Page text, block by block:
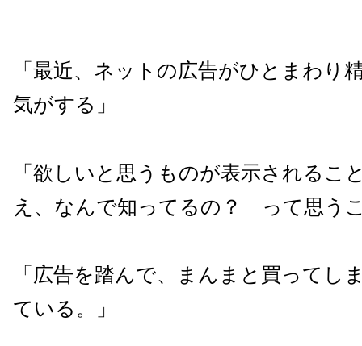
「最近、ネットの広告がひとまわり
気がする」
「欲しいと思うものが表示されるこ
え、なんで知ってるの？ って思う
「広告を踏んで、まんまと買ってし
ている。」